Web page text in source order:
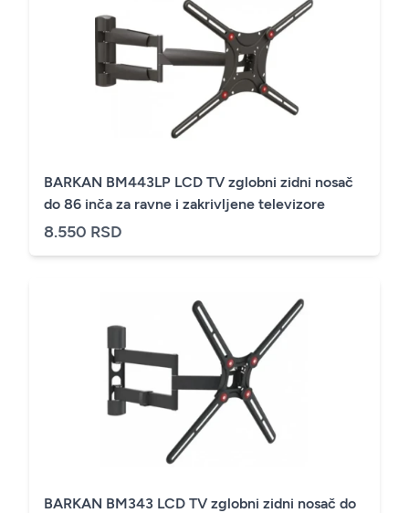
BARKAN BM443LP LCD TV zglobni zidni nosač
do 86 inča za ravne i zakrivljene televizore
8.550 RSD
BARKAN BM343 LCD TV zglobni zidni nosač do